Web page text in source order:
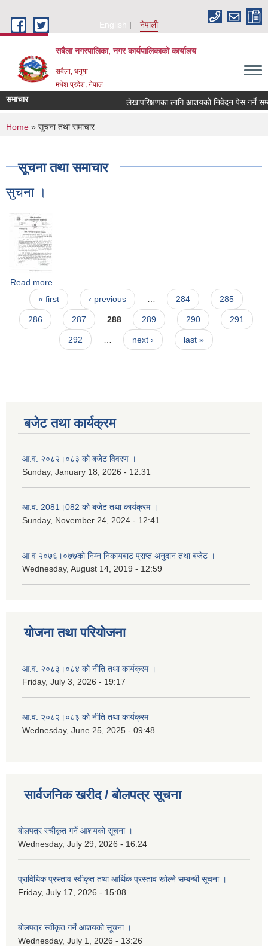
English
नेपाली
सबैला नगरपालिका, नगर कार्यपालिकाको कार्यालय
सबैला, धनुषा
मधेश प्रदेश, नेपाल
समाचार लेखापरिक्षणका लागि आशयको निवेदन पेस गर्ने
You are here
Home » सूचना तथा समाचार
सूचना तथा समाचार
सुचना ।
Read more
Pages
« first ‹ previous … 284 285
286 287 288 289 290 291
292 … next › last »
बजेट तथा कार्यक्रम
आ.व. २०८२।०८३ को बजेट विवरण ।
Sunday, January 18, 2026 - 12:31
आ.व. 2081।082 को बजेट तथा कार्यक्रम ।
Sunday, November 24, 2024 - 12:41
आ‌ व २०७६।०७७को निम्न निकायबाट प्राप्त अनुदान तथा बजेट ।
Wednesday, August 14, 2019 - 12:59
योजना तथा परियोजना
आ.व. २०८३।०८४ को नीति तथा कार्यक्रम ।
Friday, July 3, 2026 - 19:17
आ.व. २०८२।०८३ को नीति तथा कार्यक्रम
Wednesday, June 25, 2025 - 09:48
सार्वजनिक खरीद / बोलपत्र सूचना
बोलपत्र स्चीकृत गर्ने आशयको सूचना ।
Wednesday, July 29, 2026 - 16:24
प्राविधिक प्रस्ताव स्वीकृत तथा आर्थिक प्रस्ताव खोल्ने सम्बन्धी सूचना ।
Friday, July 17, 2026 - 15:08
बोलपत्र स्वीकृत गर्ने आशयको सूचना ।
Wednesday, July 1, 2026 - 13:26